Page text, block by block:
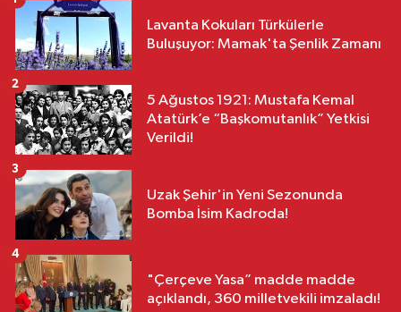
Lavanta Kokuları Türkülerle
Buluşuyor: Mamak'ta Şenlik Zamanı
5 Ağustos 1921: Mustafa Kemal
Atatürk’e “Başkomutanlık” Yetkisi
Verildi!
2
Uzak Şehir'in Yeni Sezonunda
Bomba İsim Kadroda!
3
"Çerçeve Yasa” madde madde
açıklandı, 360 milletvekili imzaladı!
4